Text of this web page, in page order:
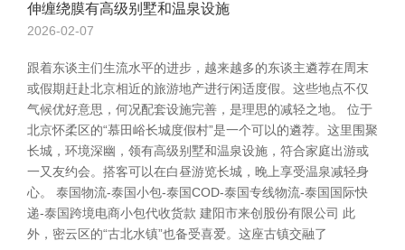
伸缠绕膜有高级别墅和温泉设施
2026-02-07
跟着东谈主们生流水平的进步，越来越多的东谈主遴荐在周末
或假期赶赴北京相近的旅游地产进行闲适度假。这些地点不仅
气候优好意思，何况配套设施完善，是理思的减轻之地。 位于
北京怀柔区的“慕田峪长城度假村”是一个可以的遴荐。这里围聚
长城，环境深幽，领有高级别墅和温泉设施，符合家庭出游或
一又友约会。搭客可以在白昼游览长城，晚上享受温泉减轻身
心。 泰国物流-泰国小包-泰国COD-泰国专线物流-泰国国际快
递-泰国跨境电商小包代收货款 建阳市来创股份有限公司 此
外，密云区的“古北水镇”也备受喜爱。这座古镇交融了